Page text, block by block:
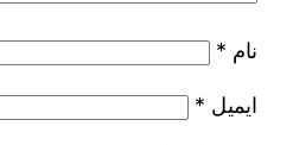
نام *
ایمیل *